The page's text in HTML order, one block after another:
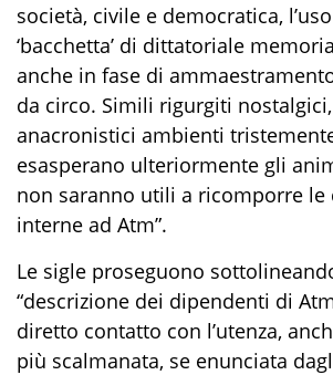
società, civile e democratica,
‘bacchetta’ di dittatoriale
anche in fase di
da circo. Simili rigurgiti
anacronistici ambienti
esasperano ulteriormente gli
non saranno utili a ricomporre le
interne ad Atm”.
Le sigle proseguono
“descrizione dei dipendenti di
diretto contatto con l’utenza,
più scalmanata, se enunciata